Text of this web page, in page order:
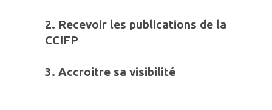
2. Recevoir les publications de la
CCIFP
3. Accroitre sa visibilité